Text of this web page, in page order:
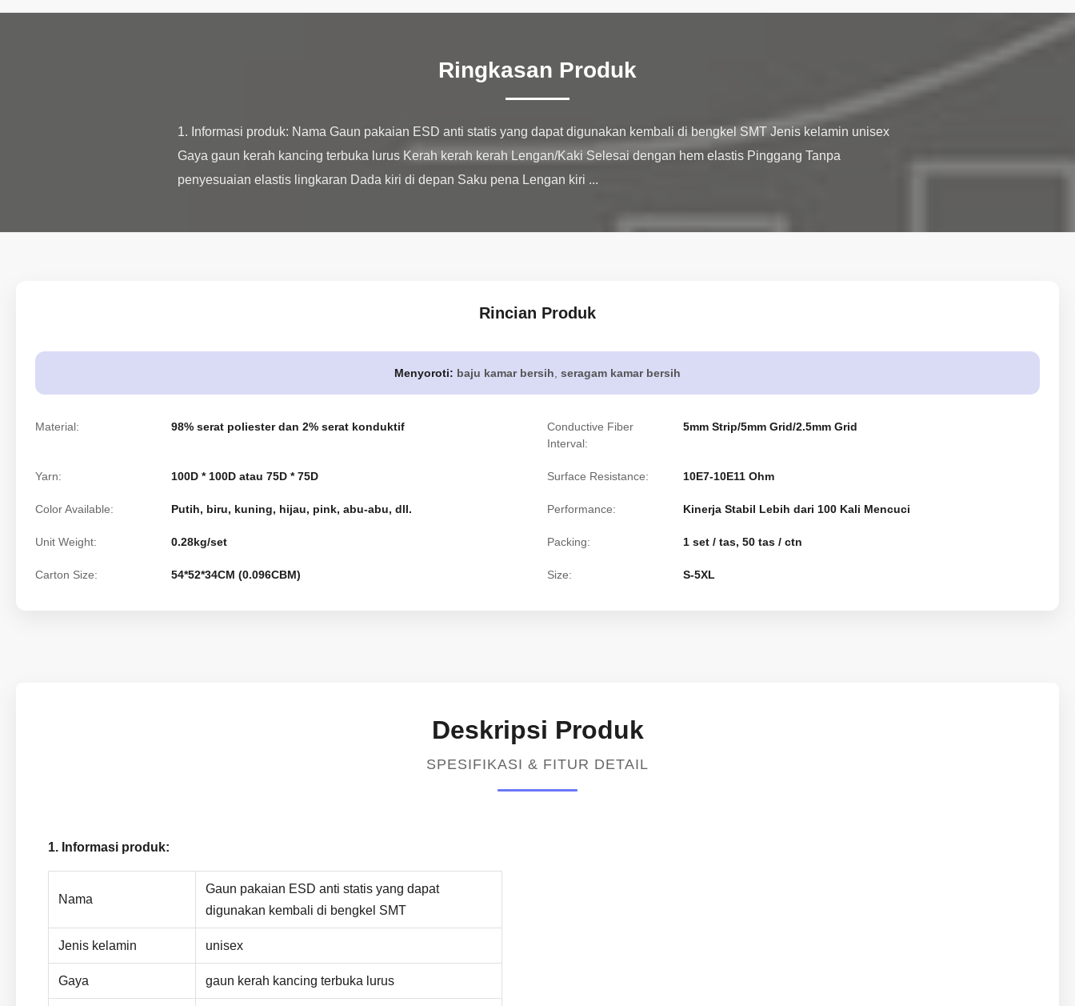
Ringkasan Produk
1. Informasi produk: Nama Gaun pakaian ESD anti statis yang dapat digunakan kembali di bengkel SMT Jenis kelamin unisex
Gaya gaun kerah kancing terbuka lurus Kerah kerah kerah Lengan/Kaki Selesai dengan hem elastis Pinggang Tanpa
penyesuaian elastis lingkaran Dada kiri di depan Saku pena Lengan kiri ...
Rincian Produk
Menyoroti: baju kamar bersih seragam kamar bersih
Material: 98% serat poliester dan 2% serat konduktif
Conductive Fiber
Interval:
5mm Strip/5mm Grid/2.5mm Grid
Yarn: 100D * 100D atau 75D * 75D Surface Resistance: 10E7-10E11 Ohm
Color Available: Putih, biru, kuning, hijau, pink, abu-abu, dll. Performance: Kinerja Stabil Lebih dari 100 Kali Mencuci
Unit Weight: 0.28kg/set Packing: 1 set / tas, 50 tas / ctn
Carton Size: 54*52*34CM (0.096CBM) Size: S-5XL
Deskripsi Produk
SPESIFIKASI & FITUR DETAIL
1. Informasi produk:
Nama
Gaun pakaian ESD anti statis yang dapat
digunakan kembali di bengkel SMT
Jenis kelamin unisex
Gaya gaun kerah kancing terbuka lurus